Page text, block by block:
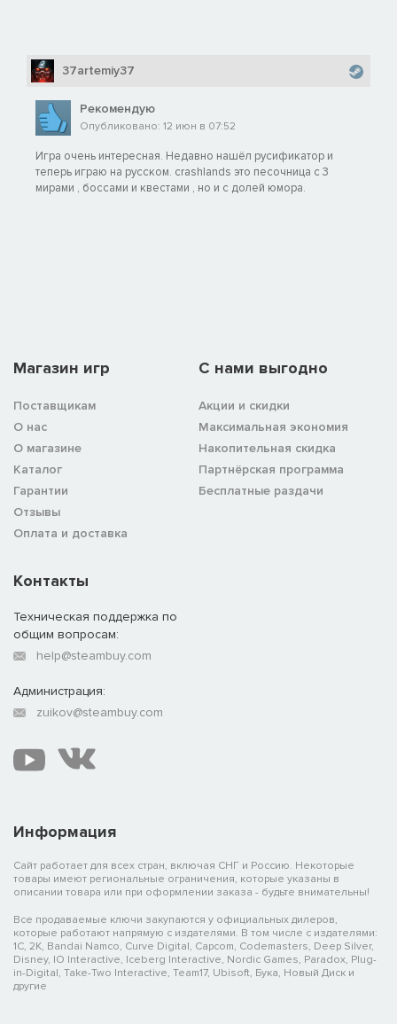
37artemiy37
Рекомендую
Опубликовано: 12 июн в 07:52
Игра очень интересная. Недавно нашёл русификатор и
теперь играю на русском. crashlands это песочница с 3
мирами , боссами и квестами , но и с долей юмора.
Магазин игр
Поставщикам
О нас
О магазине
Каталог
Гарантии
Отзывы
Оплата и доставка
C нами выгодно
Акции и скидки
Максимальная экономия
Накопительная скидка
Партнёрская программа
Бесплатные раздачи
Информация
Сайт работает для всех стран, включая СНГ и Россию. Некоторые
товары имеют региональные ограничения, которые указаны в
описании товара или при оформлении заказа - будьте внимательны!
Все продаваемые ключи закупаются у официальных дилеров,
которые работают напрямую с издателями. В том числе с издателями:
1C, 2K, Bandai Namco, Curve Digital, Capcom, Codemasters, Deep Silver,
Disney, IO Interactive, Iceberg Interactive, Nordic Games, Paradox, Plug-
in-Digital, Take-Two Interactive, Team17, Ubisoft, Бука, Новый Диск и
другие
Контакты
Техническая поддержка по
общим вопросам:
help@steambuy.com
Администрация:
zuikov@steambuy.com